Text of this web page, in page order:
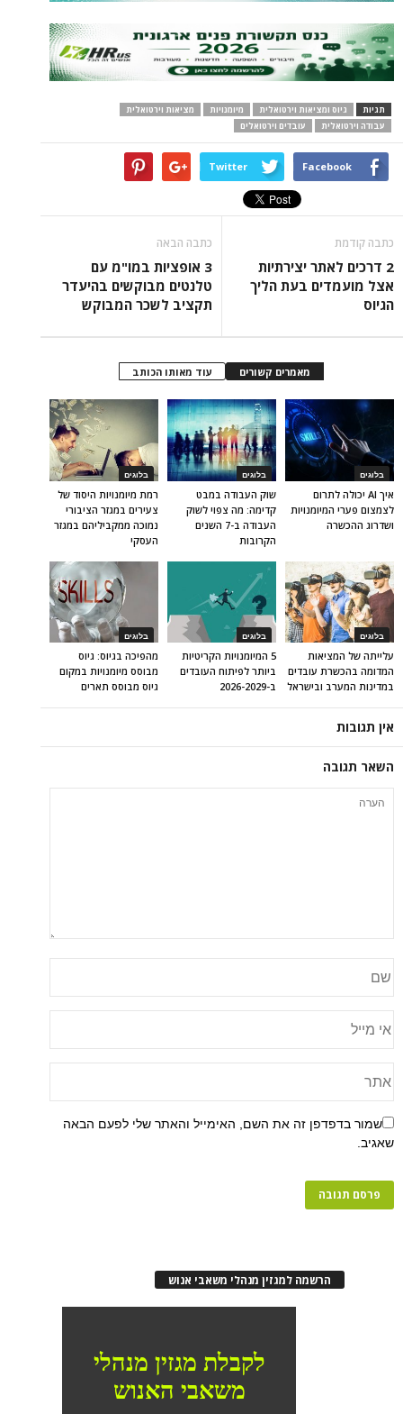
תגיות גיוס ומציאות וירטואלית מיומנויות
מציאות וירטואלית
עבודה וירטואלית
עובדים וירטואלים
Facebook
Twitter
כתבה קודמת
2 דרכים לאתר יצירתיות
אצל מועמדים בעת הליך
הגיוס
כתבה הבאה
3 אופציות במו"מ עם
טלנטים מבוקשים בהיעדר
תקציב לשכר המבוקש
מאמרים קשורים עוד מאותו הכותב
בלוגים
רמת מיומנויות היסוד של
צעירים במגזר הציבורי
נמוכה ממקביליהם במגזר
העסקי
בלוגים
שוק העבודה במבט
קדימה: מה צפוי לשוק
העבודה ב-7 השנים
הקרובות
בלוגים
איך AI יכולה לתרום
לצמצום פערי המיומנויות
ושדרוג ההכשרה
בלוגים
מהפיכה בגיוס: גיוס
מבוסס מיומנויות במקום
גיוס מבוסס תארים
בלוגים
5 המיומנויות הקריטיות
ביותר לפיתוח העובדים
ב-2026-2029
בלוגים
עלייתה של המציאות
המדומה בהכשרת עובדים
במדינות המערב ובישראל
אין תגובות
השאר תגובה
שמור בדפדפן זה את השם, האימייל והאתר שלי לפעם הבאה
שאגיב.
הרשמה למגזין מנהלי משאבי אנוש